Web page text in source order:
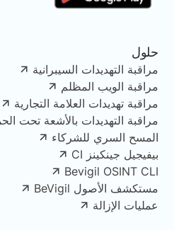
حلول
مراقبة التهديدات السيبرانية
مراقبة الويب المظلم
مراقبة تهديدات العلامة التجارية
مراقبة التهديدات بالأشعة تحت
المسح السري للشركاء
بيفيجيل جينكينز CI
Bevigil OSINT CLI
مستكشف الأصول BeVigil
عمليات الإزالة